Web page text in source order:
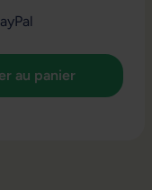
la quantité
au panier